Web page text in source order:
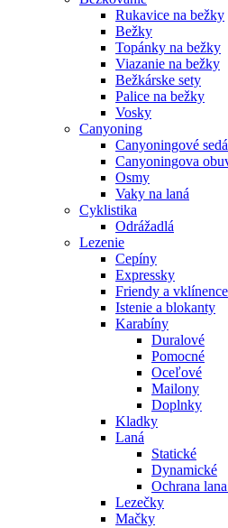
Rukavice na bežky
Bežky
Topánky na bežky
Viazanie na bežky
Bežkárske sety
Palice na bežky
Vosky
Canyoning
Canyoningové
Canyoningova
Osmy
Vaky na laná
Cyklistika
Odrážadlá
Lezenie
Cepíny
Expressky
Friendy a vklínence
Istenie a blokanty
Karabíny
Duralové
Pomocné
Oceľové
Mailony
Doplnky
Kladky
Laná
Statické
Dynamické
Ochrana
Lezečky
Mačky